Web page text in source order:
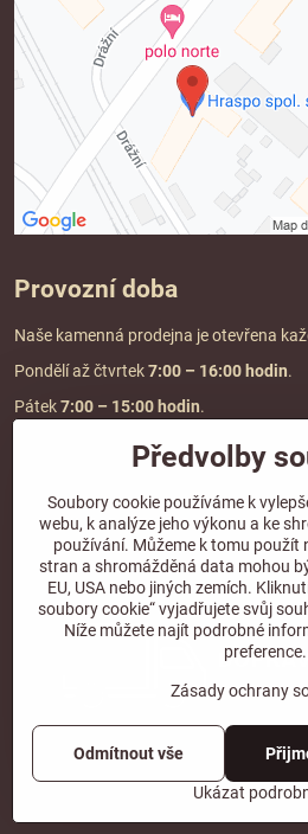
Provozní doba
Naše kamenná prodejna je otevřena
Pondělí až čtvrtek7:00 – 16:00 hodin.
Pátek7:00 – 15:00 hodin.
Doprava a platba
DOPRAVA ZDARMA
při objednávce nad2000 Kč vč. DPH.
*Nevztahuje se na paletovou přepravu.
©2026CopyrightPředvolby soukromí
Vytvořeno systémem:
Předvolby
Soubory cookie používáme k
webu, k analýze jeho výkonu a ke
používání. Můžeme k tomu použít
stran a shromážděná data mohou
EU, USA nebo jiných zemích.
soubory cookie“ vyjadřujete svůj
Níže můžete najít podrobné
preference.
Zásady ochrany
Ukázat
Odmítnout vše